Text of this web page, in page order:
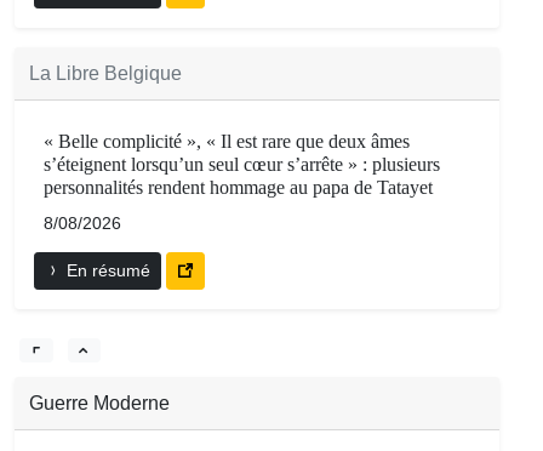
La Libre Belgique
« Belle complicité », « Il est rare que deux âmes
s’éteignent lorsqu’un seul cœur s’arrête » : plusieurs
personnalités rendent hommage au papa de Tatayet
8/08/2026
En résumé
Guerre Moderne